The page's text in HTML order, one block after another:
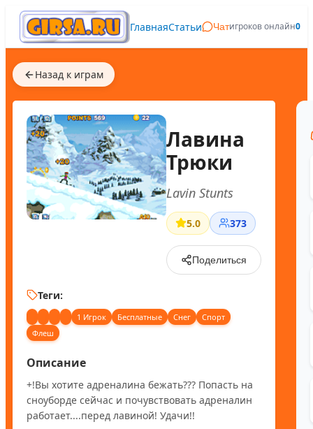
ГлавнаяСтатьи Чатигроков онлайн0
Назад к играм
Лавина
Трюки
Lavin Stunts
5.0 373
Поделиться
Теги:
1 Игрок Бесплатные Снег
Спорт
Флеш
Описание
+!Вы хотите адреналина бежать??? Попасть на
сноуборде сейчас и почувствовать адреналин
работает....перед лавиной! Удачи!!